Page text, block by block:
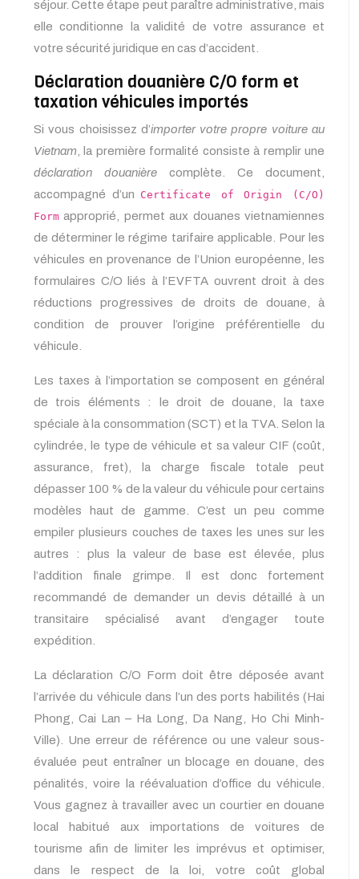
séjour. Cette étape peut paraître administrative, mais
elle conditionne la validité de votre assurance et
votre sécurité juridique en cas d’accident.
Déclaration douanière C/O form et
taxation véhicules importés
Si vous choisissez d’importer votre propre voiture au
Vietnam , la première formalité consiste à remplir une
déclaration douanière complète. Ce document,
accompagné d’un Certificate of Origin (C/O)
Form approprié, permet aux douanes vietnamiennes
de déterminer le régime tarifaire applicable. Pour les
véhicules en provenance de l’Union européenne, les
formulaires C/O liés à l’EVFTA ouvrent droit à des
réductions progressives de droits de douane, à
condition de prouver l’origine préférentielle du
véhicule.
Les taxes à l’importation se composent en général
de trois éléments : le droit de douane, la taxe
spéciale à la consommation (SCT) et la TVA. Selon la
cylindrée, le type de véhicule et sa valeur CIF (coût,
assurance, fret), la charge fiscale totale peut
dépasser 100 % de la valeur du véhicule pour certains
modèles haut de gamme. C’est un peu comme
empiler plusieurs couches de taxes les unes sur les
autres : plus la valeur de base est élevée, plus
l’addition finale grimpe. Il est donc fortement
recommandé de demander un devis détaillé à un
transitaire spécialisé avant d’engager toute
expédition.
La déclaration C/O Form doit être déposée avant
l’arrivée du véhicule dans l’un des ports habilités (Hai
Phong, Cai Lan – Ha Long, Da Nang, Ho Chi Minh-
Ville). Une erreur de référence ou une valeur sous-
évaluée peut entraîner un blocage en douane, des
pénalités, voire la réévaluation d’office du véhicule.
Vous gagnez à travailler avec un courtier en douane
local habitué aux importations de voitures de
tourisme afin de limiter les imprévus et optimiser,
dans le respect de la loi, votre coût global